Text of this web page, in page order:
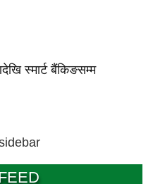
स्मार्ट बैंकिङसम्म